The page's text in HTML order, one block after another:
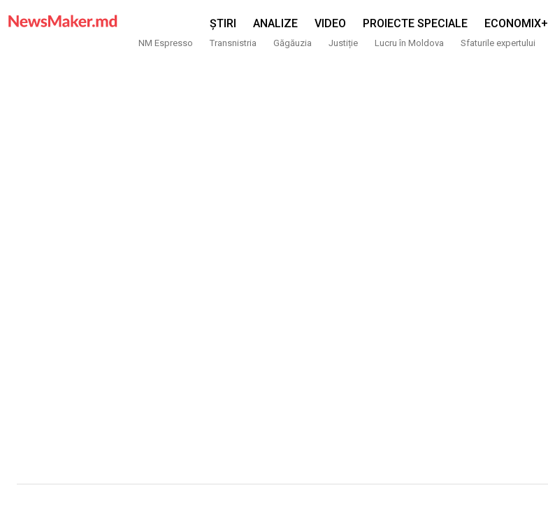
ȘTIRI ANALIZE VIDEO PROIECTE SPECIALE ECONOMIX+
NM Espresso Transnistria Găgăuzia Justiție Lucru în Moldova Sfaturile expertului